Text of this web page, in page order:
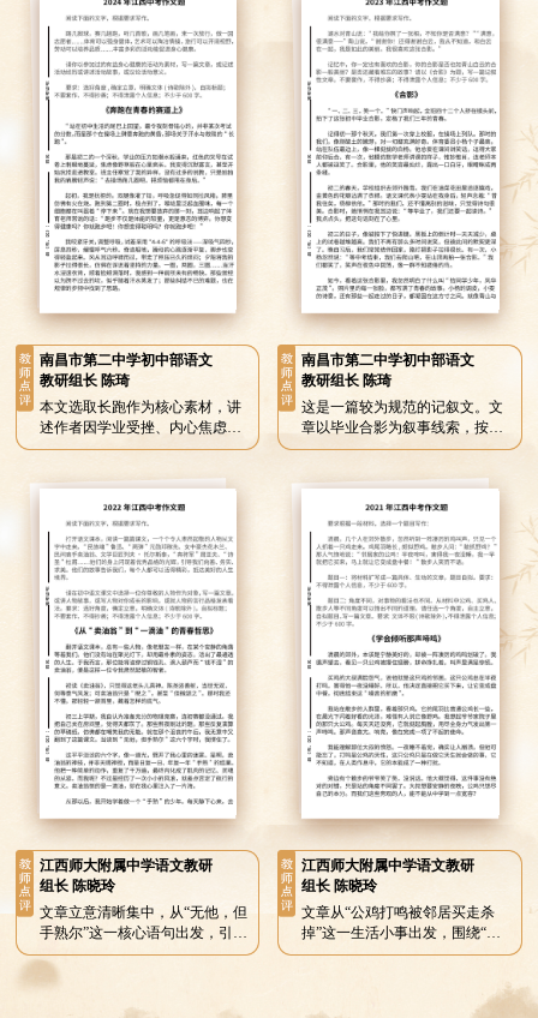
模，从农业、国防、教育三个维
度诠释“奉献与担当”的多重内
涵，结尾联系青年学生自身落脚
青春使命，形成“仰望英雄—理解
英雄—成为英雄”的递进式立意升
华。
动诠释了当代少年如何以言行传
递中国文化与温度，让“我也是一
张中国名片”这一观点有血有肉。
南昌市第二中学初中部语文
教研组长 陈琦
本文选取长跑作为核心素材，讲
述作者因学业受挫、内心焦虑，
在班主任的开导下前往操场跑步
感悟，将跑步从单纯的运动升华
为“磨砺意志、疗愈心灵”的精神
历练，紧扣材料，立意较高。文
章细节生动，情感真挚。“极
点”到来时的生理感受——“喉咙
里泛起血腥味”“肺里仿佛有火在
烧”，写来如在眼前；而采用“4-
4-6呼吸法”后的转机，更显真实
可信。从抗拒到坚持，从痛苦到
畅快，情感线索清晰自然。
南昌市第二中学初中部语文
教研组长 陈琦
这是一篇较为规范的记叙文。文
章以毕业合影为叙事线索，按初
一、初二、初三的时间纵轴展
选取了同学幽默风趣、踏青共读
诗文、备考彼此陪伴等典型校园
片段，人物形象鲜活可感，生活
气息浓郁，将三年同窗时光娓娓
道来，情真意切。
江西师大附属中学语文教研
组长 陈晓玲
文章立意清晰集中，从“无他，但
手熟尔”这一核心语句出发，引
出“坚持与专注”的道理，由物及
系，以小见大，意象统一；结构
江西师大附属中学语文教研
组长 陈晓玲
文章从“公鸡打鸣被邻居买走杀
掉”这一生活小事出发，围绕“倾
听背后的原因”“理解不同立场”展
的成长感悟。文章紧扣材料核心
矛盾——“公鸡半夜啼鸣扰民、买